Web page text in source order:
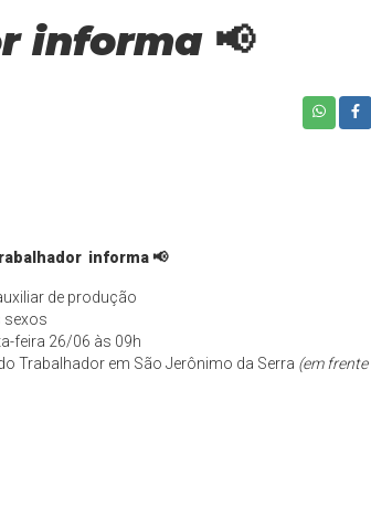
informa 📢
informa 📢
de produção
sexos
feira 26/06 às 09h
Trabalhador em São Jerônimo da Serra (em frente